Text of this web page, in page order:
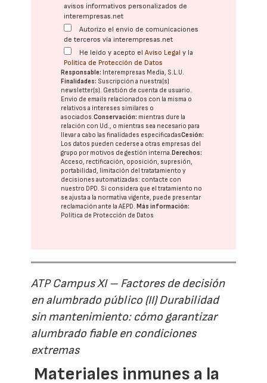
avisos informativos personalizados de
interempresas.net
Autorizo el envío de comunicaciones
de terceros vía interempresas.net
He leído y acepto elAviso Legal y la
Política de Protección de Datos
Responsable: Interempresas Media, S.L.U.
Finalidades: Suscripción a nuestra(s)
newsletter(s). Gestión de cuenta de usuario.
Envío de emails relacionados con la misma o
relativos a intereses similares o
asociados.Conservación: mientras dure la
relación con Ud., o mientras sea necesario para
llevar a cabo las finalidades especificadasCesión:
Los datos pueden cederse a otras empresas del
grupo por motivos de gestión interna.Derechos:
Acceso, rectificación, oposición, supresión,
portabilidad, limitación del tratatamiento y
decisiones automatizadas: contacte con
nuestro DPD . Si considera que el tratamiento no
se ajusta a la normativa vigente, puede presentar
reclamación ante laAEPD .Más información:
Política de Protección de Datos
ATP Campus XI – Factores de decisión
en alumbrado público (II) Durabilidad
sin mantenimiento: cómo garantizar
alumbrado fiable en condiciones
extremas
Materiales inmunes a la